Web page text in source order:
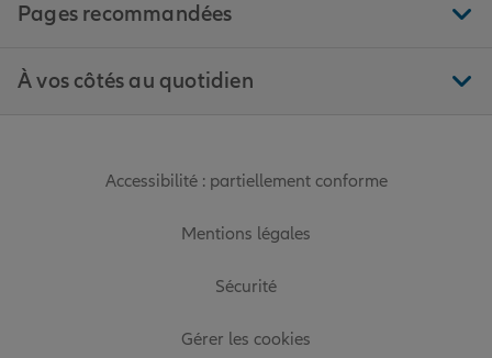
Pages recommandées
À vos côtés au quotidien
Accessibilité : partiellement conforme
Mentions légales
Sécurité
Gérer les cookies